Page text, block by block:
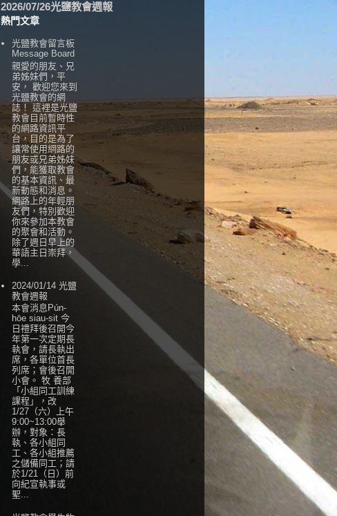
2026/07/26光鹽教會週報
熱門文章
光鹽教會留言板
Message Board
親愛的朋友、兄
弟姊妹們，平
安， 歡迎您來到
光鹽教會的網
誌！ 這裡是光鹽
教會目前暫時性
的網路資訊平
台，目的是為了
讓常使用網路的
朋友或兄弟姊妹
們，能獲取教會
的基本資訊、最
新動態和消息。
網路上的年輕朋
友們，特別歡迎
你來參加本教會
的聚會和活動。
除了週日早上的
華語主日崇拜，
學...
2024/01/14 光鹽
教會週報
本會消息Pún-
hōe siau-sit 今
日禮拜後召開今
年第一次定期長
執會，請長執出
席，各單位首長
列席；會後召開
小會。 牧 養部
「小組同工訓練
課程」，改
1/27（六）上午
9:00~13:00舉
辦，對象：長
執、各小組同
工、各小組推薦
之儲備同工；請
於1/21（日）前
向紀宣執事或
聖...